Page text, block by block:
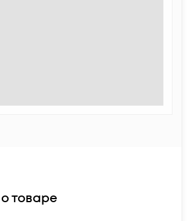
товаре